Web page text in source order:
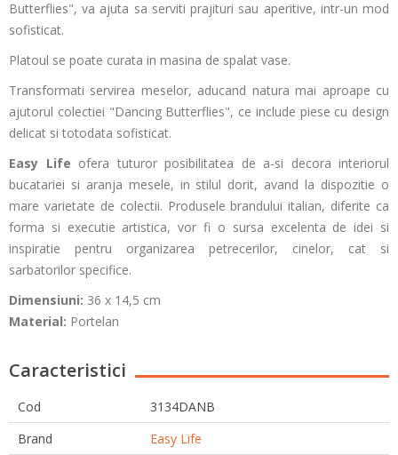
Butterflies", va ajuta sa serviti prajituri sau aperitive, intr-un mod
sofisticat.
Platoul se poate curata in masina de spalat vase.
Transformati servirea meselor, aducand natura mai aproape cu
ajutorul colectiei "Dancing Butterflies", ce include piese cu design
delicat si totodata sofisticat.
Easy Life ofera tuturor posibilitatea de a-si decora interiorul
bucatariei si aranja mesele, in stilul dorit, avand la dispozitie o
mare varietate de colectii. Produsele brandului italian, diferite ca
forma si executie artistica, vor fi o sursa excelenta de idei si
inspiratie pentru organizarea petrecerilor, cinelor, cat si
sarbatorilor specifice.
Dimensiuni: 36 x 14,5 cm
Material: Portelan
Caracteristici
Cod
3134DANB
Brand
Easy Life